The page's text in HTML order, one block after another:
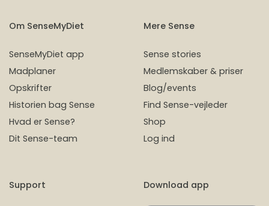
Om SenseMyDiet
SenseMyDiet app
Madplaner
Opskrifter
Historien bag Sense
Hvad er Sense?
Dit Sense-team
Mere Sense
Sense stories
Medlemskaber & priser
Blog/events
Find Sense-vejleder
Shop
Log ind
Support Download app